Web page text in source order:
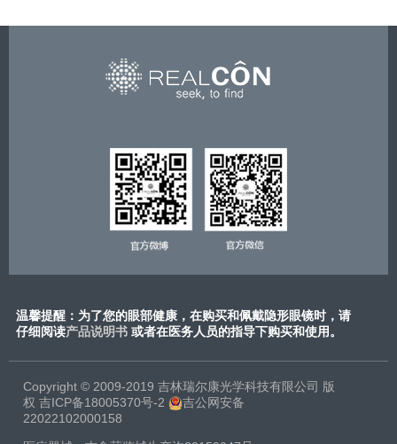
温馨提醒：为了您的眼部健康，在购买和佩戴隐形眼镜时，请
仔细阅读产品说明书 或​者在医务人员的指导下购买和使用。
Copyright © 2009-2019 吉林瑞尔康光学科技有限公司 版
权 吉ICP备18005370号-2
吉公网安备
22022102000158